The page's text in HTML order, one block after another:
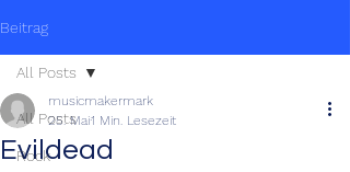
Beitrag
All Posts
Rock
All Posts
Evildead
musicmakermark
25. Mai1 Min. Lesezeit